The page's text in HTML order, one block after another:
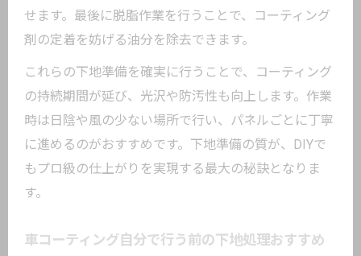
せます。最後に脱脂作業を行うことで、コーティング
剤の定着を妨げる油分を除去できます。
これらの下地準備を確実に行うことで、コーティング
の持続期間が延び、光沢や防汚性も向上します。作業
時は日陰や風の少ない場所で行い、パネルごとに丁寧
に進めるのがおすすめです。下地準備の質が、DIYで
もプロ級の仕上がりを実現する最大の秘訣となりま
す。
車コーティング自分で行う前の下地処理おすすめ